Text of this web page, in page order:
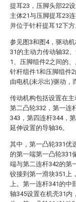
提耳23，压脚头部22
主体21与压脚提耳23
并位于针杆提耳12下方
参见图3和图4，驱动
31的主动力传动轴32
1、压脚组件2之间的
针杆组件1和压脚组件
由电机(未示出)驱动，
传动机构包括设置在主
第二凸轮332，第一连
343，第四连杆344，
延伸设置的导轴36。
其中，第一凸轮331优
的第一端第一凸轮331
端与第二连杆342的第
铰接到第一滑块351上
上。第一连杆341的中
轴345设置在机壳31内